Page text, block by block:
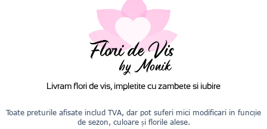
Livram flori de vis, impletite cu zambete si iubire
Toate preturile afisate includ TVA, dar pot suferi mici modificari in funcție
de sezon, culoare și florile alese.